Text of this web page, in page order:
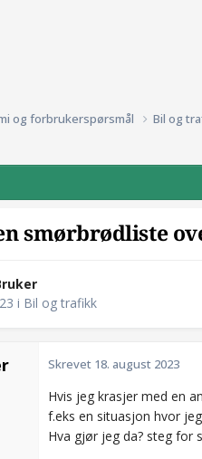
og forbrukerspørsmål Bil og
smørbrødliste
i Bil og trafikk
Skrevet 18. august 2023
Hvis jeg krasjer med en
f.eks en situasjon hvor
Hva gjør jeg da? steg for